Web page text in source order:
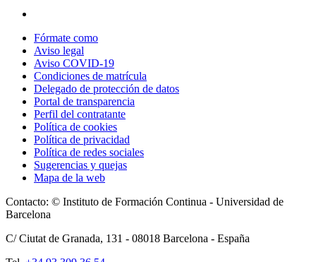
Fórmate como
Aviso legal
Aviso COVID-19
Condiciones de matrícula
Delegado de protección de datos
Portal de transparencia
Perfil del contratante
Política de cookies
Política de privacidad
Política de redes sociales
Sugerencias y quejas
Mapa de la web
Contacto: © Instituto de Formación Continua - Universidad de
Barcelona
C/ Ciutat de Granada, 131 - 08018 Barcelona - España